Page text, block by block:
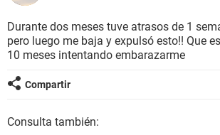
SEXUALIDAD
GLOSARIO
Durante dos meses tuve atrasos de 1
pero luego me baja y expulsó esto!! Que
10 meses intentando embarazarme
Compartir
Consulta también: